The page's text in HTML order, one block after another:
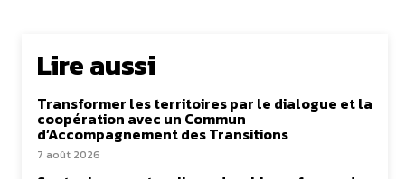
Lire aussi
Transformer les territoires par le dialogue et la
coopération avec un Commun
d’Accompagnement des Transitions
7 août 2026